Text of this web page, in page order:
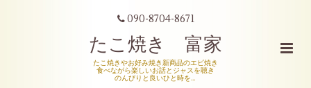
090-8704-8671
たこ焼き 富家
たこ焼きやお好み焼き新商品のエビ焼き
食べながら楽しいお話とジャスを聴き
のんびりと良いひと時を…